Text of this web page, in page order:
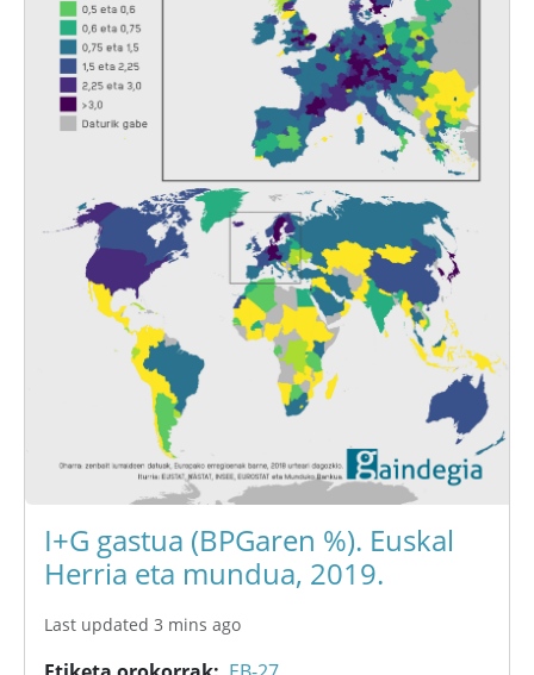
I+G gastua (BPGaren %). Euskal
Herria eta mundua, 2019.
Last updated 3 mins ago